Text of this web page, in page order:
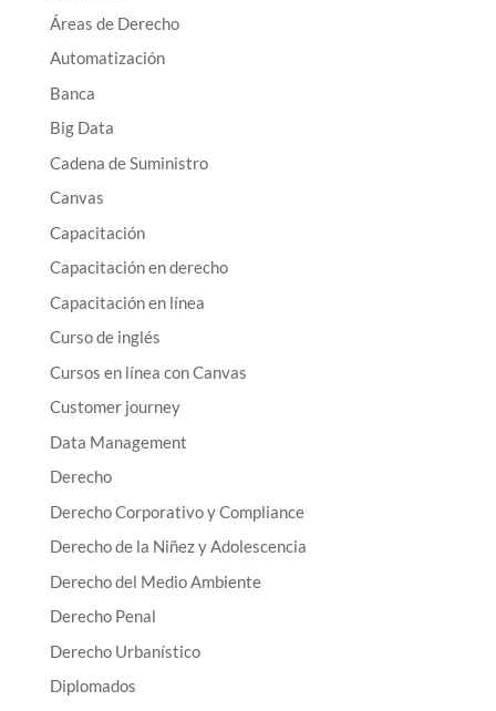
Áreas de Derecho
Automatización
Banca
Big Data
Cadena de Suministro
Canvas
Capacitación
Capacitación en derecho
Capacitación en línea
Curso de inglés
Cursos en línea con Canvas
Customer journey
Data Management
Derecho
Derecho Corporativo y Compliance
Derecho de la Niñez y Adolescencia
Derecho del Medio Ambiente
Derecho Penal
Derecho Urbanístico
Diplomados